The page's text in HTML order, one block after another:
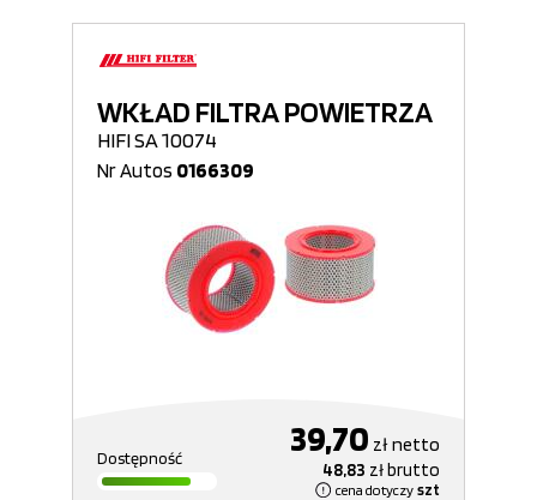
WKŁAD FILTRA POWIETRZA
HIFI SA 10074
Nr Autos 0166309
Dostępność 39,70 złnetto
48,83 złbrutto
cena dotyczy szt